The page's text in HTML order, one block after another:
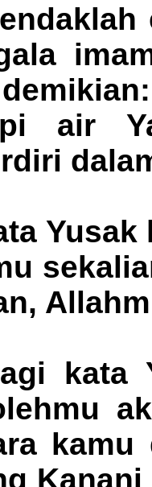
air
kata
kamu